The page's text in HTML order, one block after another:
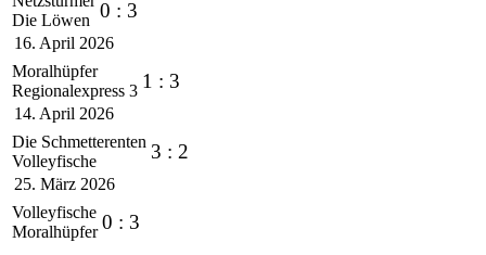
Die Löwen 0 : 3
16. April 2026
Moralhüpfer
Regionalexpress 3 1 : 3
14. April 2026
Die Schmetterenten
Volleyfische
3 : 2
25. März 2026
Volleyfische
Moralhüpfer 0 : 3